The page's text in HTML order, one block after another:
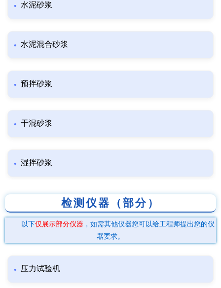
水泥砂浆
水泥混合砂浆
预拌砂浆
干混砂浆
湿拌砂浆
检测仪器（部分）
以下仅展示部分仪器 ，如需其他仪器您可以给工程师提出您的仪
器要求。
压力试验机